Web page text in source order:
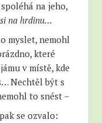
na jeho,
na hrdinu…
myslet, nemohl
které
v místě, kde
Nechtěl být s
to snést –
se ozvalo: